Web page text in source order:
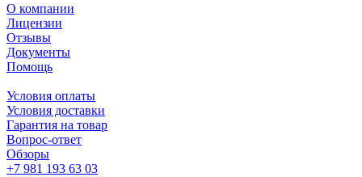
О компании
Лицензии
Отзывы
Документы
Помощь
Условия оплаты
Условия доставки
Гарантия на товар
Вопрос-ответ
Обзоры
+7 981 193 63 03